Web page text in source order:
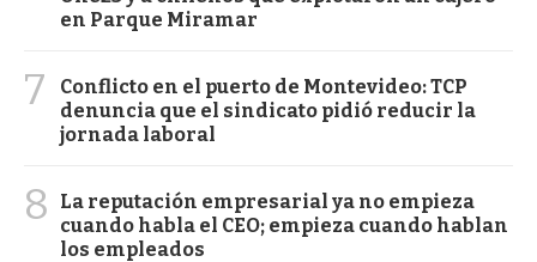
en Parque Miramar
7
Conflicto en el puerto de Montevideo: TCP
denuncia que el sindicato pidió reducir la
jornada laboral
8
La reputación empresarial ya no empieza
cuando habla el CEO; empieza cuando hablan
los empleados